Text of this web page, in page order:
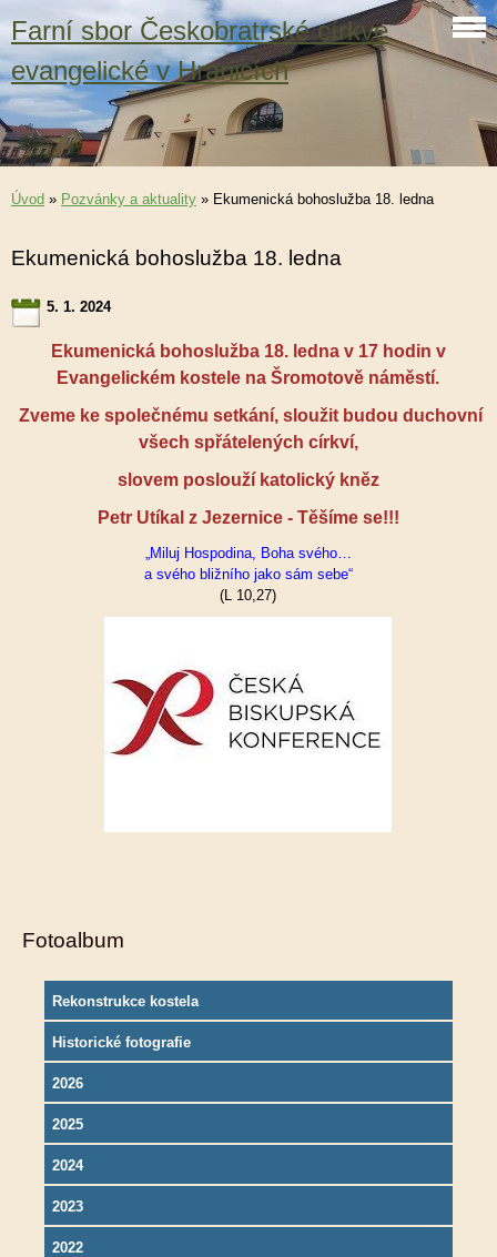
Farní sbor Českobratrské církve
evangelické v Hranicích
Úvod » Pozvánky a aktuality » Ekumenická bohoslužba 18. ledna
Ekumenická bohoslužba 18. ledna
5. 1. 2024
Ekumenická bohoslužba 18. ledna v 17 hodin v
Evangelickém kostele na Šromotově náměstí.
Zveme ke společnému setkání, sloužit budou duchovní
všech spřátelených církví,
slovem poslouží katolický kněz
Petr Utíkal z Jezernice - Těšíme se!!!
„Miluj Hospodina, Boha svého…
a svého bližního jako sám sebe“
(L 10,27)
Fotoalbum
Rekonstrukce kostela
Historické fotografie
2026
2025
2024
2023
2022